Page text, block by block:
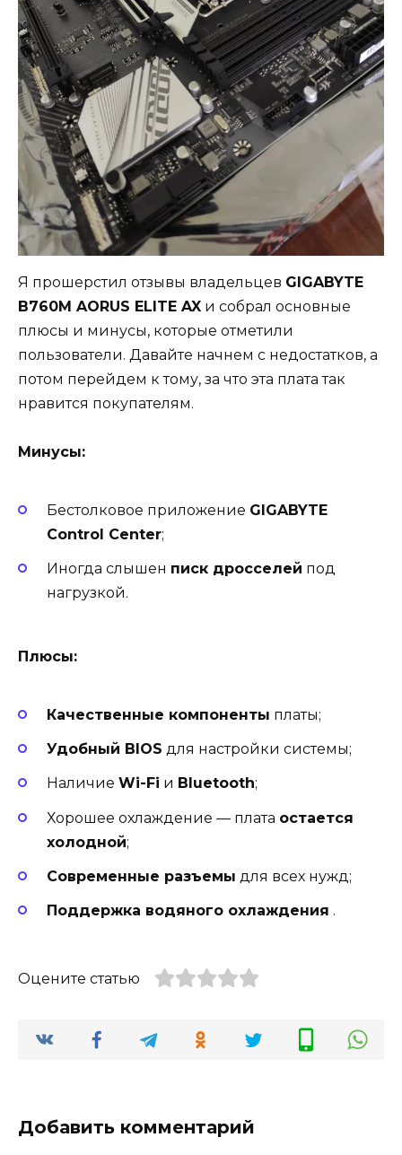
Я прошерстил отзывы владельцев GIGABYTE
B760M AORUS ELITE AX и собрал основные
плюсы и минусы, которые отметили
пользователи. Давайте начнем с недостатков, а
потом перейдем к тому, за что эта плата так
нравится покупателям.
Минусы:
Бестолковое приложение GIGABYTE
Control Center;
Иногда слышен писк дросселей под
нагрузкой.
Плюсы:
Качественные компоненты платы;
Удобный BIOS для настройки системы;
Наличие Wi-Fi и Bluetooth;
Хорошее охлаждение — плата остается
холодной;
Современные разъемы для всех нужд;
Поддержка водяного охлаждения .
Оцените статью
Добавить комментарий